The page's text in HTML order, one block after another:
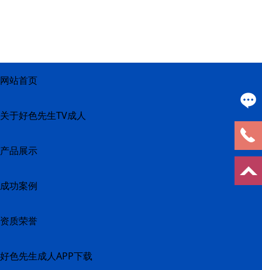
网站首页
关于好色先生TV成人
产品展示
成功案例
资质荣誉
好色先生成人APP下载